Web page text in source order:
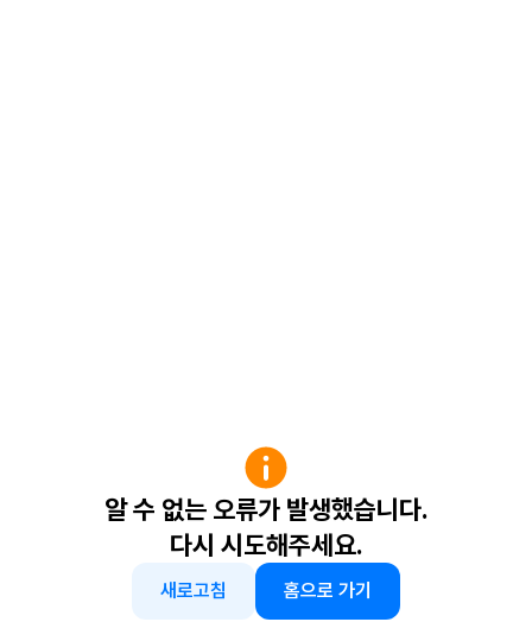
알 수 없는 오류가 발생했습니다.
다시 시도해주세요.
새로고침 홈으로 가기